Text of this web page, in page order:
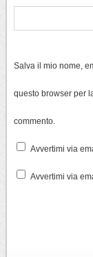
Salva il mio nome,
questo browser per
commento.
Avvertimi via
Avvertimi via